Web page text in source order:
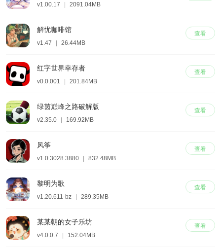
v1.00.17 | 2091.04MB
查看
解忧咖啡馆
v1.47 | 26.44MB
查看
红字世界幸存者
v0.0.001 | 201.84MB
查看
绿茵巅峰之路破解版
v2.35.0 | 169.92MB
查看
风筝
v1.0.3028.3880 | 832.48MB
查看
黎明为歌
v1.20.611-bz | 289.35MB
查看
某某朝的女子乐坊
v4.0.0.7 | 152.04MB